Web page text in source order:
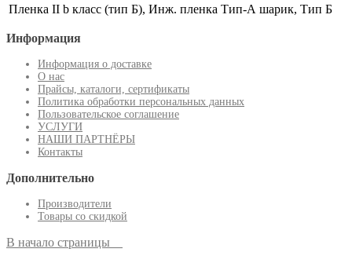
Пленка II b класс (тип Б), Инж. пленка Тип-А шарик, Тип Б
Информация
Информация о доставке
О нас
Прайсы, каталоги, сертификаты
Политика обработки персональных данных
Пользовательское соглашение
УСЛУГИ
НАШИ ПАРТНЁРЫ
Контакты
Дополнительно
Производители
Товары со скидкой
В начало страницы